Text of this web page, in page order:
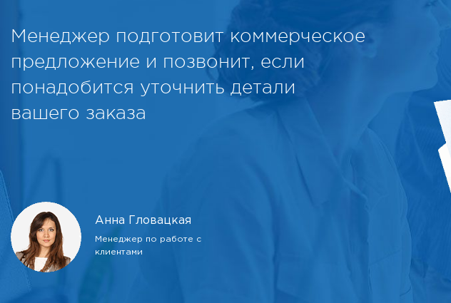
Менеджер подготовит коммерческое
предложение и позвонит, если
понадобится уточнить детали
вашего заказа
Анна Гловацкая
Менеджер по работе с
клиентами